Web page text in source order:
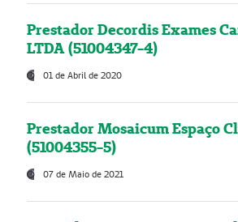
Prestador Decordis Exames
LTDA (51004347-4)
01 de Abril de 2020
Prestador Mosaicum Espaço
(51004355-5)
07 de Maio de 2021